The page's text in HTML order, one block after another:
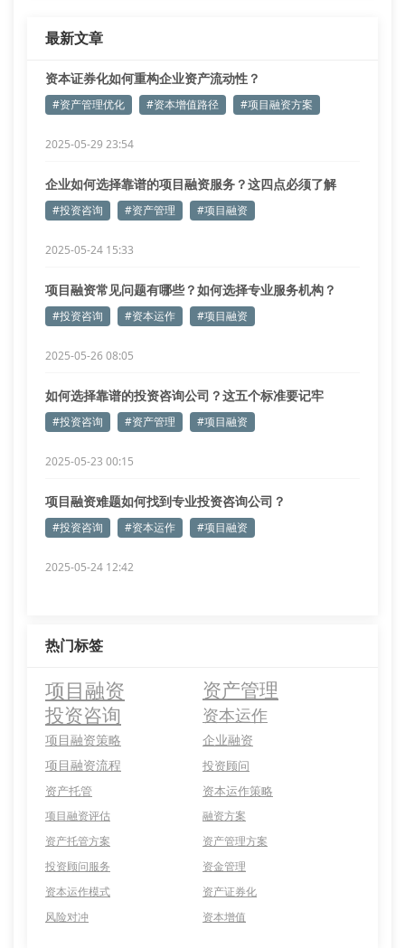
最新文章
资本证券化如何重构企业资产流动性？
#资产管理优化 #资本增值路径 #项目融资方案
2025-05-29 23:54
企业如何选择靠谱的项目融资服务？这四点必须了解
#投资咨询 #资产管理 #项目融资
2025-05-24 15:33
项目融资常见问题有哪些？如何选择专业服务机构？
#投资咨询 #资本运作 #项目融资
2025-05-26 08:05
如何选择靠谱的投资咨询公司？这五个标准要记牢
#投资咨询 #资产管理 #项目融资
2025-05-23 00:15
项目融资难题如何找到专业投资咨询公司？
#投资咨询 #资本运作 #项目融资
2025-05-24 12:42
热门标签
项目融资 资产管理
投资咨询 资本运作
项目融资策略
企业融资
项目融资流程
投资顾问
资产托管
资本运作策略
项目融资评估
融资方案
资产托管方案
资产管理方案
投资顾问服务
资金管理
资本运作模式
资产证券化
风险对冲
资本增值